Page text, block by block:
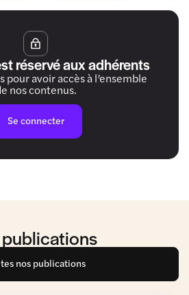
réservé aux adhérents
avoir accès à l’ensemble
nos contenus.
Se connecter
nos publications